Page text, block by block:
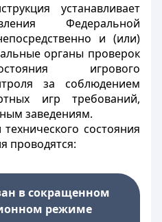
устанавливает
Федеральной
и (или)
органы проверок
игрового
за соблюдением
игр требований,
заведениям.
состояния
проводятся:
в сокращенном
режиме